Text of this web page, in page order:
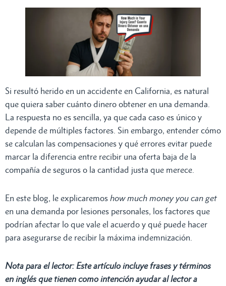
Si resultó herido en un accidente en California, es natural
que quiera saber cuánto dinero obtener en una demanda.
La respuesta no es sencilla, ya que cada caso es único y
depende de múltiples factores. Sin embargo, entender cómo
se calculan las compensaciones y qué errores evitar puede
marcar la diferencia entre recibir una oferta baja de la
compañía de seguros o la cantidad justa que merece.
En este blog, le explicaremos how much money you can get
en una demanda por lesiones personales, los factores que
podrían afectar lo que vale el acuerdo y qué puede hacer
para asegurarse de recibir la máxima indemnización.
Nota para el lector: Este artículo incluye frases y términos
en inglés que tienen como intención ayudar al lector a